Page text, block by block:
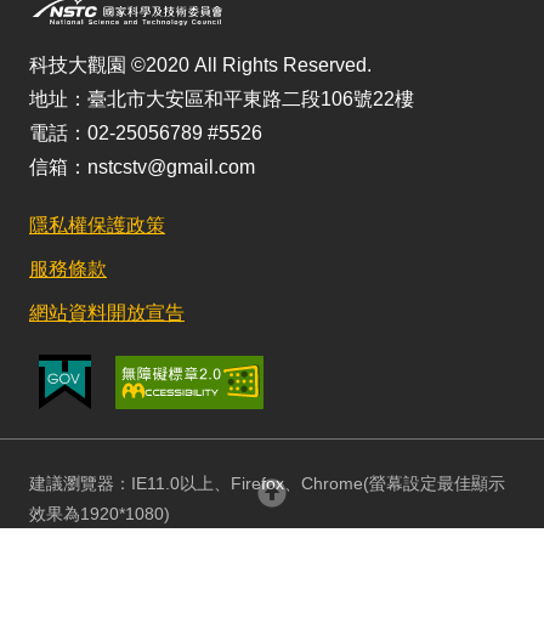
科技大觀園 ©2020 All Rights Reserved.
地址：臺北市大安區和平東路二段106號22樓
電話：02-25056789 #5526
信箱：nstcstv@gmail.com
隱私權保護政策
服務條款
網站資料開放宣告
建議瀏覽器：IE11.0以上、Firefox、Chrome(螢幕設定最佳顯示
效果為1920*1080)
回頂部